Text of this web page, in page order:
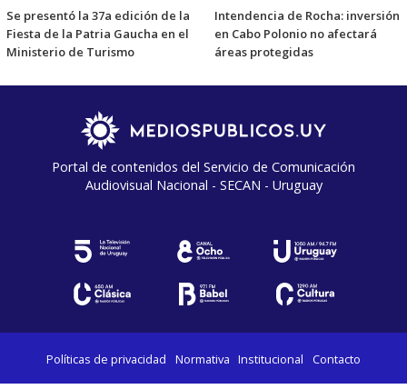
Se presentó la 37a edición de la
Fiesta de la Patria Gaucha en el
Ministerio de Turismo
Intendencia de Rocha: inversión
en Cabo Polonio no afectará
áreas protegidas
Portal de contenidos del Servicio de Comunicación
Audiovisual Nacional - SECAN - Uruguay
Políticas de privacidad Normativa Institucional Contacto